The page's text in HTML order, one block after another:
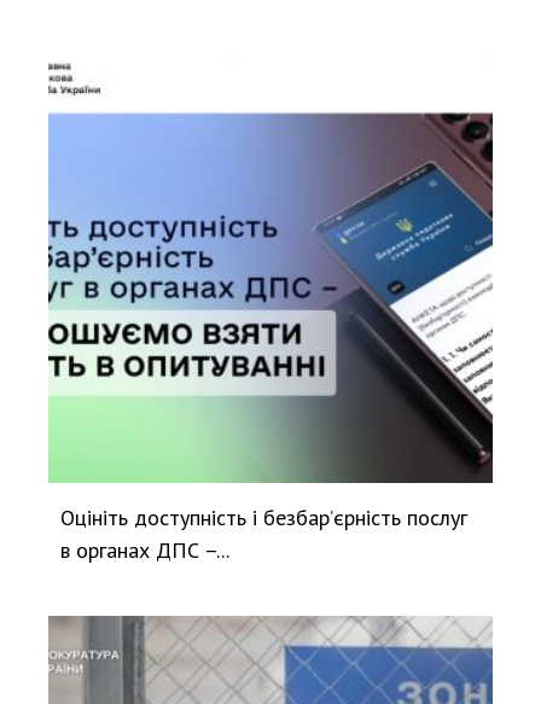
Оцініть доступність і безбар’єрність послуг
в органах ДПС –...